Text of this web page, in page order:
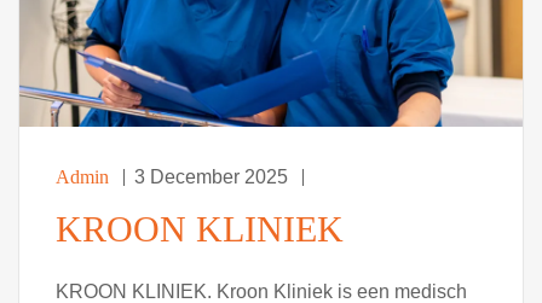
Admin 3 December 2025
KROON KLINIEK
KROON KLINIEK. Kroon Kliniek is een medisch